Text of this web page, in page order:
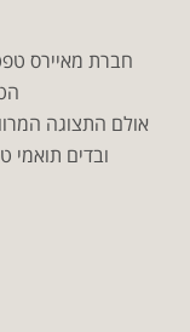
חברת מאיירס
אולם התצוגה
ובדים תואמי